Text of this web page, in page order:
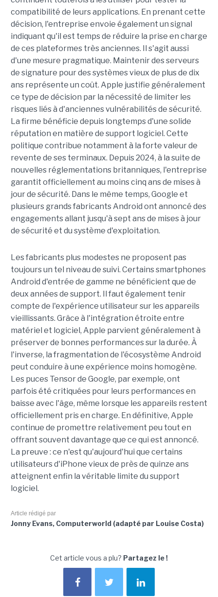
compatibilité de leurs applications. En prenant cette
décision, l'entreprise envoie également un signal
indiquant qu'il est temps de réduire la prise en charge
de ces plateformes très anciennes. Il s'agit aussi
d'une mesure pragmatique. Maintenir des serveurs
de signature pour des systèmes vieux de plus de dix
ans représente un coût. Apple justifie généralement
ce type de décision par la nécessité de limiter les
risques liés à d'anciennes vulnérabilités de sécurité.
La firme bénéficie depuis longtemps d'une solide
réputation en matière de support logiciel. Cette
politique contribue notamment à la forte valeur de
revente de ses terminaux. Depuis 2024, à la suite de
nouvelles réglementations britanniques, l'entreprise
garantit officiellement au moins cinq ans de mises à
jour de sécurité. Dans le même temps, Google et
plusieurs grands fabricants Android ont annoncé des
engagements allant jusqu'à sept ans de mises à jour
de sécurité et du système d'exploitation.
Les fabricants plus modestes ne proposent pas
toujours un tel niveau de suivi. Certains smartphones
Android d'entrée de gamme ne bénéficient que de
deux années de support. Il faut également tenir
compte de l'expérience utilisateur sur les appareils
vieillissants. Grâce à l'intégration étroite entre
matériel et logiciel, Apple parvient généralement à
préserver de bonnes performances sur la durée. À
l'inverse, la fragmentation de l'écosystème Android
peut conduire à une expérience moins homogène.
Les puces Tensor de Google, par exemple, ont
parfois été critiquées pour leurs performances en
baisse avec l'âge, même lorsque les appareils restent
officiellement pris en charge. En définitive, Apple
continue de promettre relativement peu tout en
offrant souvent davantage que ce qui est annoncé.
La preuve : ce n'est qu'aujourd'hui que certains
utilisateurs d'iPhone vieux de près de quinze ans
atteignent enfin la véritable limite du support
logiciel.
Article rédigé par
Jonny Evans, Computerworld (adapté par Louise Costa)
Cet article vous a plu? Partagez le !